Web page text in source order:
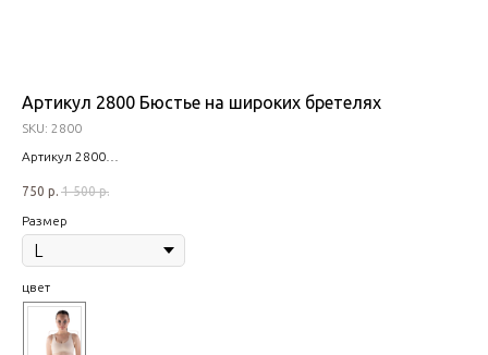
Артикул 2800 Бюстье на широких бретелях
SKU: 2800
Артикул 2800
750 р. 1 500 р.
Размер
цвет